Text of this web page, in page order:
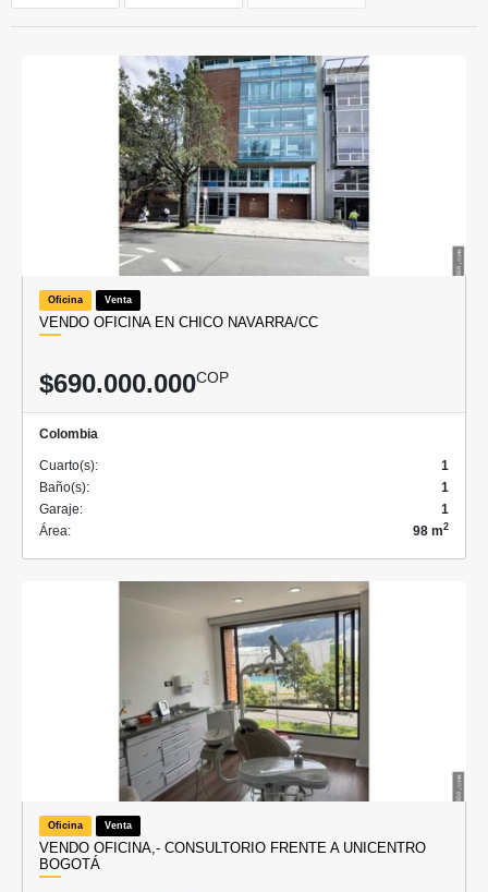
Oficina Venta
VENDO OFICINA EN CHICO NAVARRA/CC
$690.000.000COP
Colombia
Cuarto(s):
1
Baño(s):
1
Garaje:
1
Área:
98 m2
Oficina Venta
VENDO OFICINA,- CONSULTORIO FRENTE A UNICENTRO
BOGOTÁ